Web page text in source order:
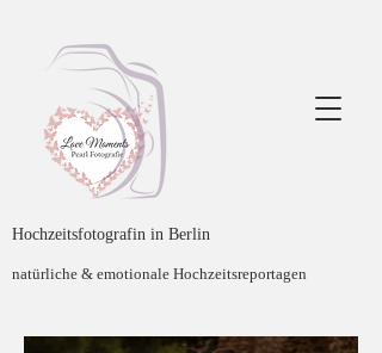
Hochzeitsfotografin in Berlin
natürliche & emotionale Hochzeitsreportagen